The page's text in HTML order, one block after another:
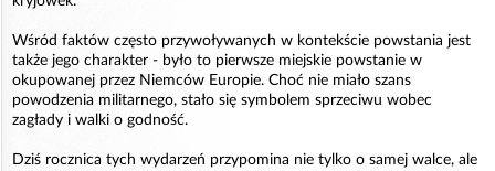
Wśród faktów często przywoływanych w kontekście powstania jest
także jego charakter - było to pierwsze miejskie powstanie w
okupowanej przez Niemców Europie. Choć nie miało szans
powodzenia militarnego, stało się symbolem sprzeciwu wobec
zagłady i walki o godność.
Dziś rocznica tych wydarzeń przypomina nie tylko o samej walce, ale